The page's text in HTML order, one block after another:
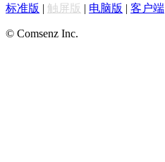
标准版 | 触屏版 | 电脑版 | 客户端
© Comsenz Inc.